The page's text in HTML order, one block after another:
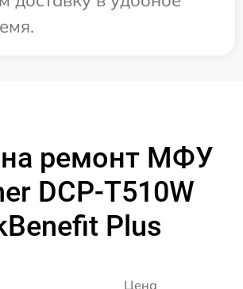
ремонт МФУ
DCP-T510W
Plus
Цена